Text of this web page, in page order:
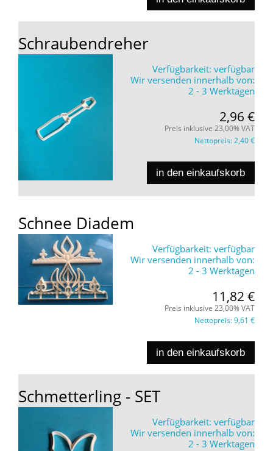
Schraubendreher
Verfügbarkeit: verfügbar
Wir versenden innerhalb von:
2 - 3 Werktagen
2,96 €
Preis inklusive 23,00% VAT
Nettopreis:2,40 €
in den einkaufskorb
Schnee Diadem
Verfügbarkeit: verfügbar
Wir versenden innerhalb von:
2 - 3 Werktagen
11,82 €
Preis inklusive 23,00% VAT
Nettopreis:9,61 €
in den einkaufskorb
Schmetterling - SET
Verfügbarkeit: verfügbar
Wir versenden innerhalb von:
2 - 3 Werktagen